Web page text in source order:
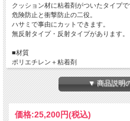
クッション材に粘着剤がついたタイプで
危険防止と衝撃防止の二役。
ハサミで事由にカットできます。
無反射タイプ・反射タイプがあります。
■材質
ポリエチレン＋粘着剤
■用途
危険箇所の注意喚起
▼ 商品説明
価格:25,200円(税込)